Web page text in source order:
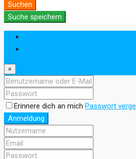
Suchen
Suche speichern
×
Erinnere dich an mich Passwort
Anmeldung